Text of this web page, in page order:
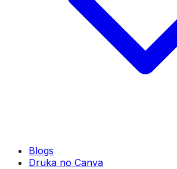
Blogs
Druka no Canva